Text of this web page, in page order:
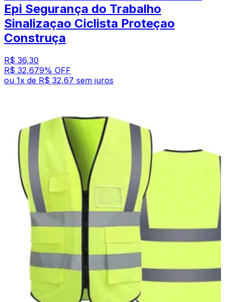
Epi Segurança do Trabalho
Sinalizaçao Ciclista Proteçao
Construça
R$ 36,30
R$ 32,679% OFF
ou 1x de R$ 32,67 sem juros